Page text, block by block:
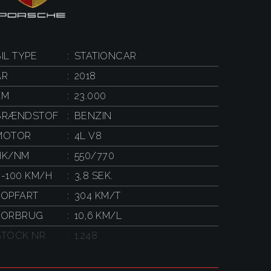
TYPE
STATIONCAR
2018
23.000
BENZIN
4L V8
NM
550/770
100 KM/H
3,8 SEK.
304 KM/T
10,6 KM/L
NR.
1.248